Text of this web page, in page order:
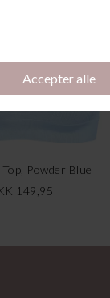
Powder Blue
149,95